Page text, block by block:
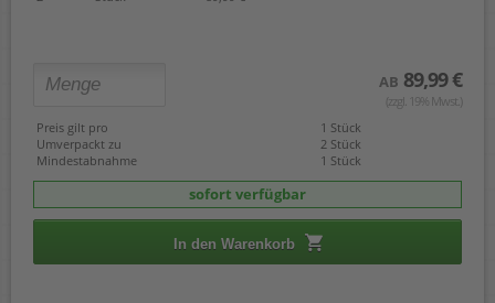
AB 89,99 €
(zzgl. 19% Mwst.)
Preis gilt pro
1 Stück
Umverpackt zu
2 Stück
Mindestabnahme
1 Stück
sofort verfügbar
In den Warenkorb